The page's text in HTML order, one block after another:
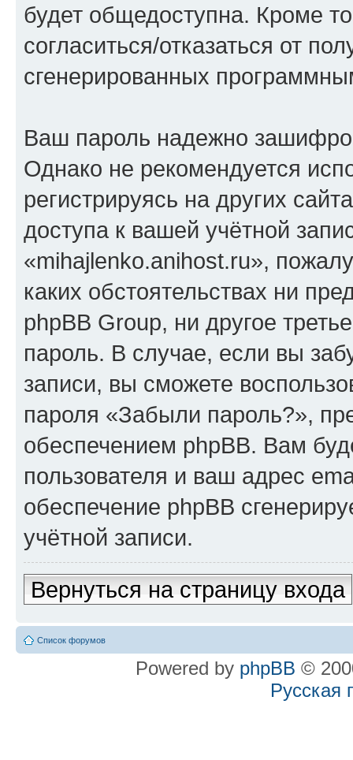
будет общедоступна. Кроме
согласиться/отказаться от
сгенерированных
Ваш пароль надежно
Однако не рекомендуется
регистрируясь на других
доступа к вашей учётной
«mihajlenko.anihost.ru»,
каких обстоятельствах ни
phpBB Group, ни другое
пароль. В случае, если вы
записи, вы сможете
пароля «Забыли пароль?»,
обеспечением phpBB. Вам
пользователя и ваш адрес
обеспечение phpBB
учётной записи.
Вернуться на страницу входа
Список форумов
Powered by phpBB ©
Русская